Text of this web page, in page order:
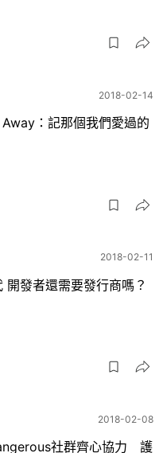
2018-02-14
：記那個我們愛過的
2018-02-11
獨立年代 開發者還需要發行商嗎？
2018-02-08
社群齊心協力 護